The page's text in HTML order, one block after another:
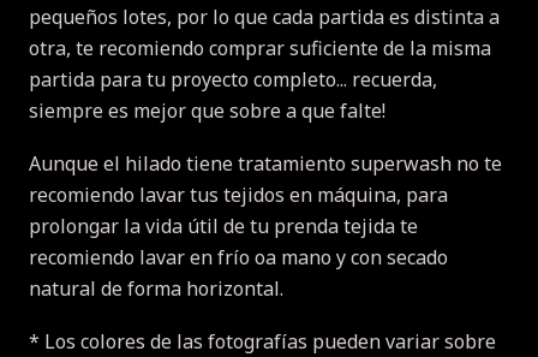
pequeños lotes, por lo que cada partida es distinta a
otra, te recomiendo comprar suficiente de la misma
partida para tu proyecto completo... recuerda,
siempre es mejor que sobre a que falte!
Aunque el hilado tiene tratamiento superwash no te
recomiendo lavar tus tejidos en máquina, para
prolongar la vida útil de tu prenda tejida te
recomiendo lavar en frío oa mano y con secado
natural de forma horizontal.
* Los colores de las fotografías pueden variar sobre